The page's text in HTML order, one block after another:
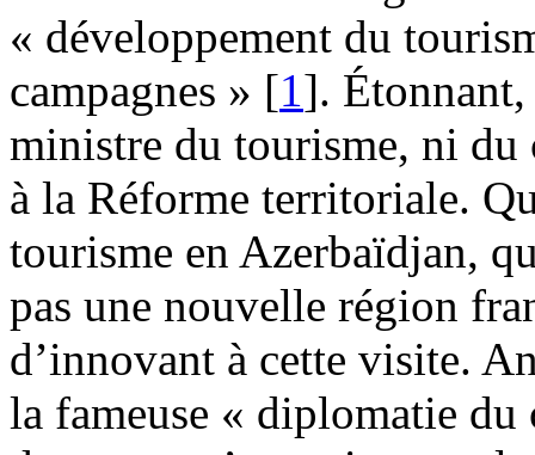
« développement du
campagnes » [1].
ministre du tourisme, ni du
à la Réforme territoriale.
tourisme en Azerbaïdjan,
pas une nouvelle région
d’innovant à cette visite.
la fameuse « diplomatie